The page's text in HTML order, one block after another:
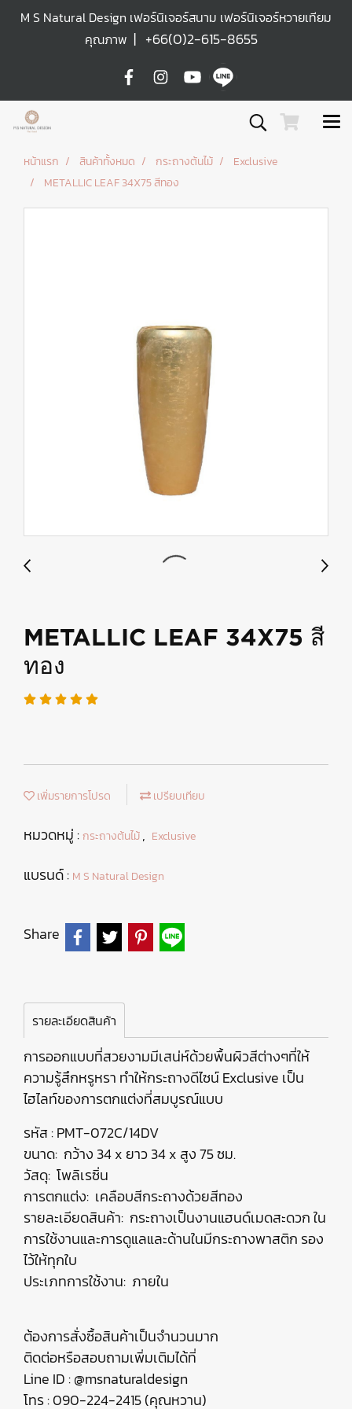
M S Natural Design เฟอร์นิเจอร์สนาม เฟอร์นิเจอร์หวายเทียม
คุณภาพ | +66(0)2-615-8655
หน้าแรก สินค้าทั้งหมด กระถางต้นไม้
Exclusive
METALLIC LEAF 34X75 สีทอง
METALLIC LEAF 34X75 สี
ทอง
เพิ่มรายการโปรด เปรียบเทียบ
หมวดหมู่ :กระถางต้นไม้, Exclusive
แบรนด์ : M S Natural Design
Share
รายละเอียดสินค้า
การออกแบบที่สวยงามมีเสน่ห์ด้วยพื้นผิวสีต่างๆที่ให้
ความรู้สึกหรูหรา ทำให้กระถางดีไซน์ Exclusive เป็น
ไฮไลท์ของการตกแต่งที่สมบูรณ์แบบ
รหัส : PMT-072C/14DV
ขนาด: กว้าง 34 x ยาว 34 x สูง 75 ซม.
วัสดุ: โพลิเรซิ่น
การตกแต่ง: เคลือบสีกระถางด้วยสีทอง
รายละเอียดสินค้า: กระถางเป็นงานแฮนด์เมดสะดวก ใน
การใช้งานและการดูแลและด้านในมีกระถางพาสติก รอง
ไว้ให้ทุกใบ
ประเภทการใช้งาน: ภายใน
ต้องการสั่งซื้อสินค้าเป็นจำนวนมาก
ติดต่อหรือสอบถามเพิ่มเติมได้ที่
Line ID : @msnaturaldesign
โทร : 090-224-2415 (คุณหวาน)